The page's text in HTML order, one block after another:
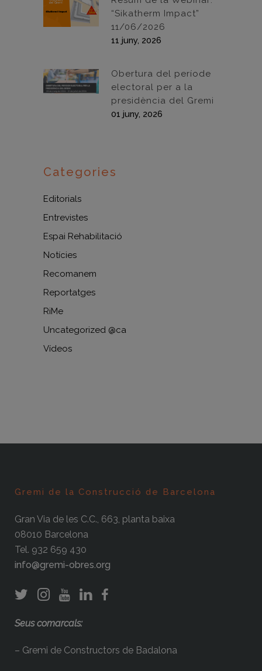
“Sikatherm Impact”
11/06/2026
11 juny, 2026
Obertura del període
electoral per a la
presidència del Gremi
01 juny, 2026
Categories
Editorials
Entrevistes
Espai Rehabilitació
Notícies
Recomanem
Reportatges
RiMe
Uncategorized @ca
Vídeos
Gremi de la Construcció de Barcelona
Gran Via de les C.C., 663, planta baixa
08010 Barcelona
Tel. 932 659 430
info@gremi-obres.org
Seus comarcals:
– Gremi de Constructors de Badalona